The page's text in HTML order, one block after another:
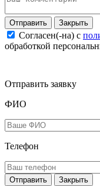
Закрыть
Согласен(-на) c
обработкой
Отправить заявку
ФИО
Телефон
Закрыть